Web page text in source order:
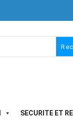
SECURITE ET